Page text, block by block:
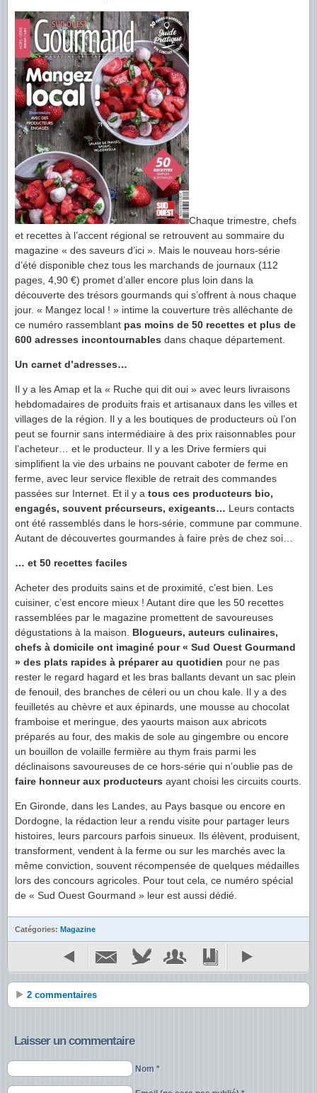
Chaque trimestre, chefs
et recettes à l’accent régional se retrouvent au sommaire du
magazine « des saveurs d’ici ». Mais le nouveau hors-série
d’été disponible chez tous les marchands de journaux (112
pages, 4,90 €) promet d’aller encore plus loin dans la
découverte des trésors gourmands qui s’offrent à nous chaque
jour. « Mangez local ! » intime la couverture très alléchante de
ce numéro rassemblant pas moins de 50 recettes et plus de
600 adresses incontournables dans chaque département.
Un carnet d’adresses…
Il y a les Amap et la « Ruche qui dit oui » avec leurs livraisons
hebdomadaires de produits frais et artisanaux dans les villes et
villages de la région. Il y a les boutiques de producteurs où l’on
peut se fournir sans intermédiaire à des prix raisonnables pour
l’acheteur… et le producteur. Il y a les Drive fermiers qui
simplifient la vie des urbains ne pouvant caboter de ferme en
ferme, avec leur service flexible de retrait des commandes
passées sur Internet. Et il y a tous ces producteurs bio,
engagés, souvent précurseurs, exigeants… Leurs contacts
ont été rassemblés dans le hors-série, commune par commune.
Autant de découvertes gourmandes à faire près de chez soi…
… et 50 recettes faciles
Acheter des produits sains et de proximité, c’est bien. Les
cuisiner, c’est encore mieux ! Autant dire que les 50 recettes
rassemblées par le magazine promettent de savoureuses
dégustations à la maison. Blogueurs, auteurs culinaires,
chefs à domicile ont imaginé pour « Sud Ouest Gourmand
» des plats rapides à préparer au quotidien pour ne pas
rester le regard hagard et les bras ballants devant un sac plein
de fenouil, des branches de céleri ou un chou kale. Il y a des
feuilletés au chèvre et aux épinards, une mousse au chocolat
framboise et meringue, des yaourts maison aux abricots
préparés au four, des makis de sole au gingembre ou encore
un bouillon de volaille fermière au thym frais parmi les
déclinaisons savoureuses de ce hors-série qui n’oublie pas de
faire honneur aux producteurs ayant choisi les circuits courts.
En Gironde, dans les Landes, au Pays basque ou encore en
Dordogne, la rédaction leur a rendu visite pour partager leurs
histoires, leurs parcours parfois sinueux. Ils élèvent, produisent,
transforment, vendent à la ferme ou sur les marchés avec la
même conviction, souvent récompensée de quelques médailles
lors des concours agricoles. Pour tout cela, ce numéro spécial
de « Sud Ouest Gourmand » leur est aussi dédié.
Catégories: Magazine
2 commentaires
Laisser un commentaire
Nom *